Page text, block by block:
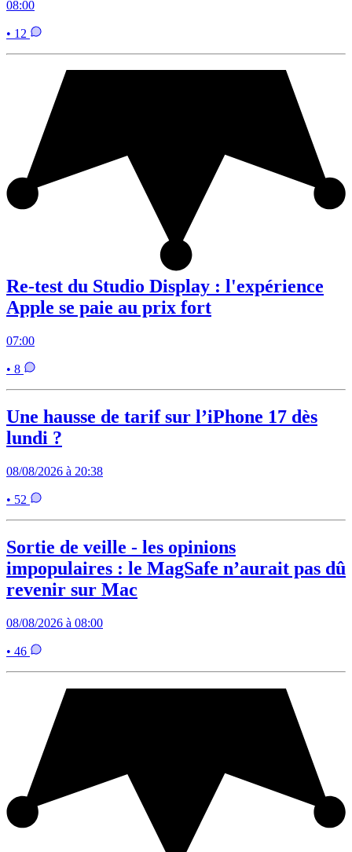
08:00
• 12
Re-test du Studio Display : l'expérience
Apple se paie au prix fort
07:00
• 8
Une hausse de tarif sur l’iPhone 17 dès
lundi ?
08/08/2026 à 20:38
• 52
Sortie de veille - les opinions
impopulaires : le MagSafe n’aurait pas dû
revenir sur Mac
08/08/2026 à 08:00
• 46